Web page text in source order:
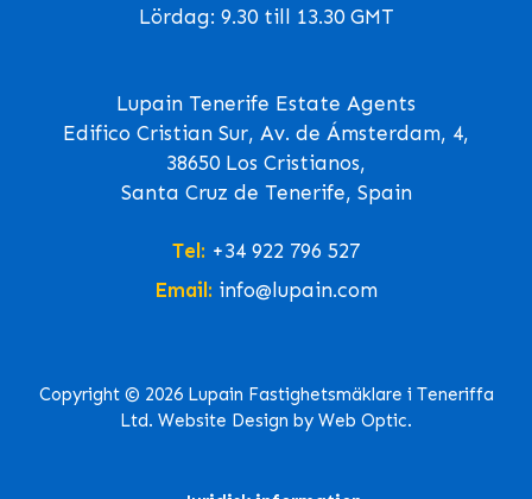
Lördag: 9.30 till 13.30 GMT
Lupain Tenerife Estate Agents
Edifico Cristian Sur, Av. de Ámsterdam, 4,
38650 Los Cristianos,
Santa Cruz de Tenerife, Spain
Tel: +34 922 796 527
Email: info@lupain.com
Copyright © 2026 Lupain Fastighetsmäklare i Teneriffa
Ltd. Website Design by Web Optic.